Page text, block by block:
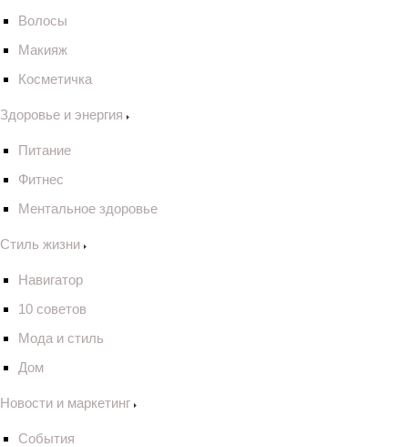
Волосы
Макияж
Косметичка
Здоровье и энергия
Питание
Фитнес
Ментальное здоровье
Стиль жизни
Навигатор
10 советов
Мода и стиль
Дом
Новости и маркетинг
События